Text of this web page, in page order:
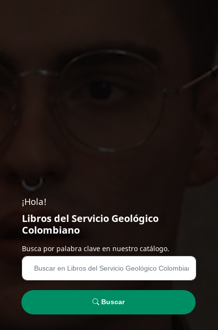
¡Hola!
Libros del Servicio Geológico
Colombiano
Busca por palabra clave en nuestro catálogo.
Buscar